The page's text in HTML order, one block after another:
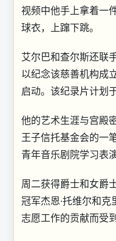
视频中他手上拿着一
球衣，上蹿下跳。
艾尔巴和查尔斯还联
以纪念该慈善机构成
启动。该纪录片计划
他的艺术生涯与宫殿
王子信托基金会的一
青年音乐剧院学习表演
周二获得爵士和女爵
冠军杰恩·托维尔和克
志愿工作的贡献而受